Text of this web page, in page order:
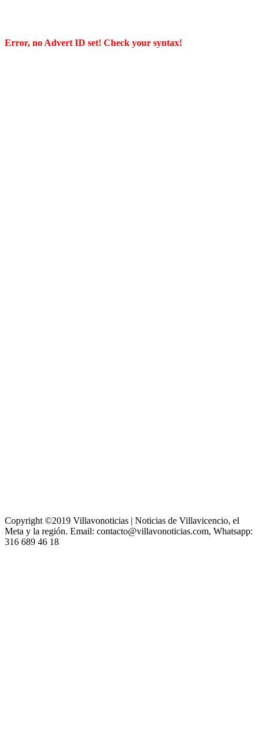
Error, no Advert ID set! Check your syntax!
Copyright ©2019 Villavonoticias | Noticias de Villavicencio, el
Meta y la región. Email: contacto@villavonoticias.com, Whatsapp:
316 689 46 18